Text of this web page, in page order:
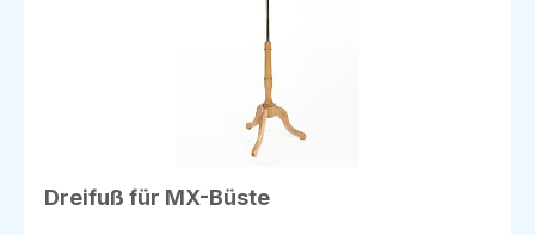
Präsentationen im Mode- und Verkaufsbereich. Sie
bietet eine stabile Grundlage für Ihre Bekleidungs- oder
Accessoire-Präsentationen und ist sowohl für
Schaufenster als auch für den direkten Verkauf
Dreifuß für MX-Büste